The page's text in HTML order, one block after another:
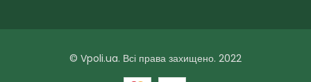
© Vpoli.ua. Всі права захищено. 2022